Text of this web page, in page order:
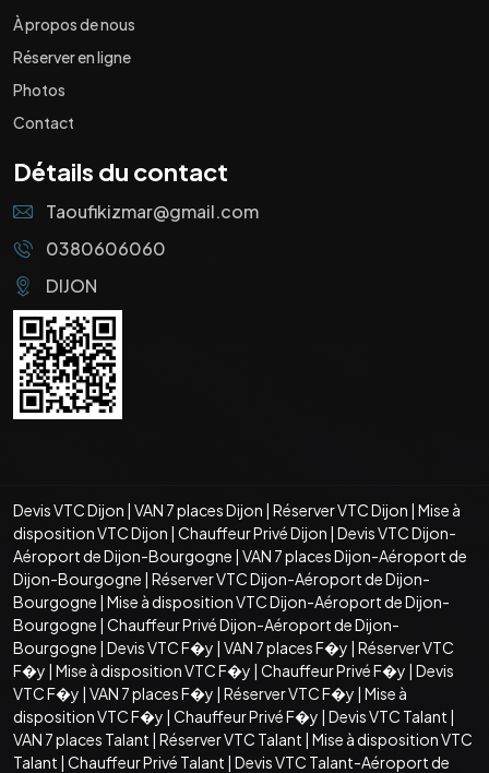
À propos de nous
Réserver en ligne
Photos
Contact
Détails du contact
Taoufikizmar@gmail.com
0380606060
DIJON
Devis VTC Dijon | VAN 7 places Dijon | Réserver VTC Dijon | Mise à
disposition VTC Dijon | Chauffeur Privé Dijon | Devis VTC Dijon-
Aéroport de Dijon-Bourgogne | VAN 7 places Dijon-Aéroport de
Dijon-Bourgogne | Réserver VTC Dijon-Aéroport de Dijon-
Bourgogne | Mise à disposition VTC Dijon-Aéroport de Dijon-
Bourgogne | Chauffeur Privé Dijon-Aéroport de Dijon-
Bourgogne | Devis VTC F�y | VAN 7 places F�y | Réserver VTC
F�y | Mise à disposition VTC F�y | Chauffeur Privé F�y | Devis
VTC F�y | VAN 7 places F�y | Réserver VTC F�y | Mise à
disposition VTC F�y | Chauffeur Privé F�y | Devis VTC Talant |
VAN 7 places Talant | Réserver VTC Talant | Mise à disposition VTC
Talant | Chauffeur Privé Talant | Devis VTC Talant-Aéroport de